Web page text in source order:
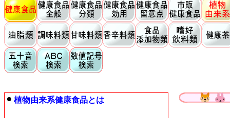
植物由来系健康食品とは